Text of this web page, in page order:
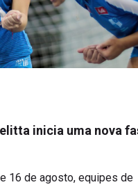
inicia uma nova
16 de agosto, equipes de